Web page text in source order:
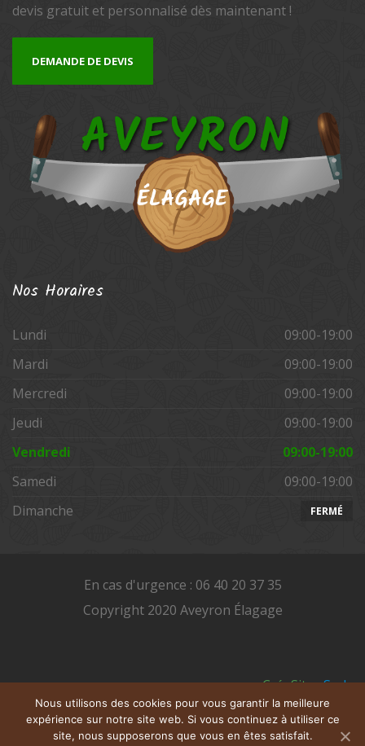
devis gratuit et personnalisé dès maintenant !
DEMANDE DE DEVIS
Nos Horaires
Lundi
09:00-19:00
Mardi
09:00-19:00
Mercredi
09:00-19:00
Jeudi
09:00-19:00
Vendredi
09:00-19:00
Samedi
09:00-19:00
Dimanche
FERMÉ
En cas d'urgence : 06 40 20 37 35
Copyright 2020 Aveyron Élagage
CréaSitesSud-
Nous utilisons des cookies pour vous garantir la meilleure
expérience sur notre site web. Si vous continuez à utiliser ce
site, nous supposerons que vous en êtes satisfait.